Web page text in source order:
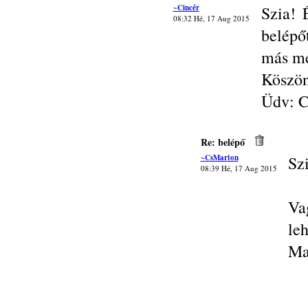
~Cincér
08:32 Hé, 17 Aug 2015
Szia!
más
Üdv:
Re: belépő
~CsMarton
08:39 Hé, 17 Aug 2015